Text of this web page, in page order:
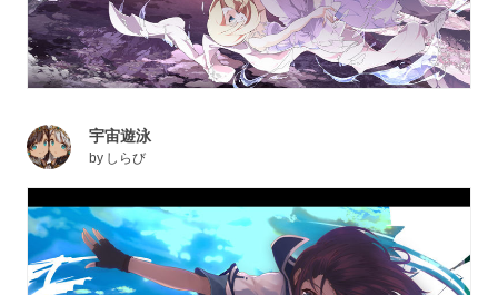
宇宙遊泳
by しらび